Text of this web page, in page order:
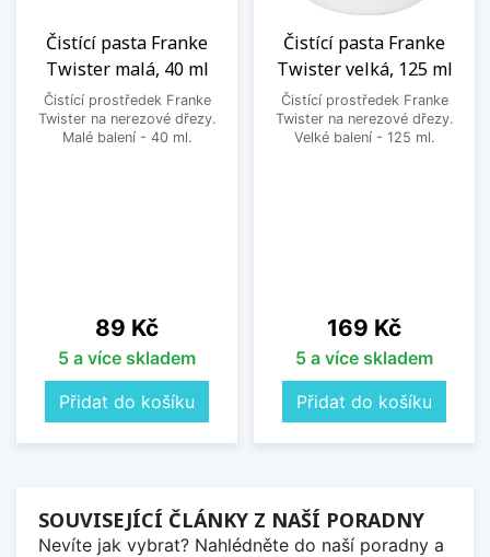
Čistící pasta Franke
Twister malá, 40 ml
Čistící prostředek Franke
Twister na nerezové dřezy.
Malé balení - 40 ml.
Cena
89 Kč
5 a více skladem
Přidat do košíku
Čistící pasta Franke
Twister velká, 125 ml
Čistící prostředek Franke
Twister na nerezové dřezy.
Velké balení - 125 ml.
Cena
169 Kč
5 a více skladem
Přidat do košíku
SOUVISEJÍCÍ ČLÁNKY Z NAŠÍ PORADNY
Nevíte jak vybrat? Nahlédněte do naší poradny a